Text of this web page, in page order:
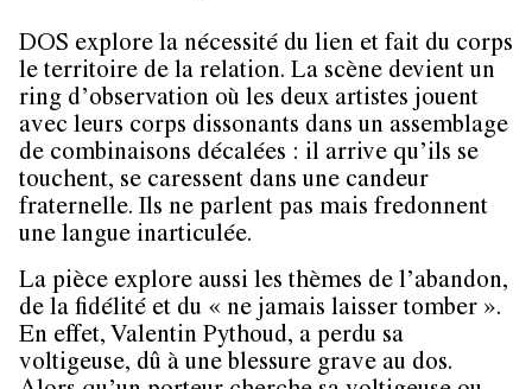
DOS explore la nécessité du lien et fait du corps
le territoire de la relation. La scène devient un
ring d’observation où les deux artistes jouent
avec leurs corps dissonants dans un assemblage
de combinaisons décalées : il arrive qu’ils se
touchent, se caressent dans une candeur
fraternelle. Ils ne parlent pas mais fredonnent
une langue inarticulée.
La pièce explore aussi les thèmes de l’abandon,
de la fidélité et du « ne jamais laisser tomber ».
En effet, Valentin Pythoud, a perdu sa
voltigeuse, dû à une blessure grave au dos.